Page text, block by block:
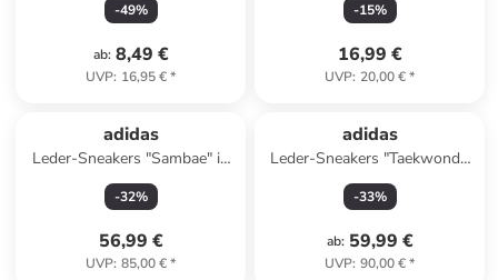
-49%
ab: 8,49 €
UVP: 16,95 €*
-15%
16,99 €
UVP: 20,00 €*
adidas
Leder-Sneakers "Sambae" in
Weiß
-32%
56,99 €
UVP: 85,00 €*
adidas
Leder-Sneakers "Taekwondo
Lace" in Beige
-33%
ab: 59,99 €
UVP: 90,00 €*